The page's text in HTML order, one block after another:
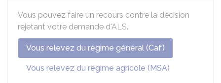
Vous pouvez faire un recours contre la décision
rejetant votre demande d'ALS.
Vous relevez du régime général (Caf)
Vous relevez du régime agricole (MSA)